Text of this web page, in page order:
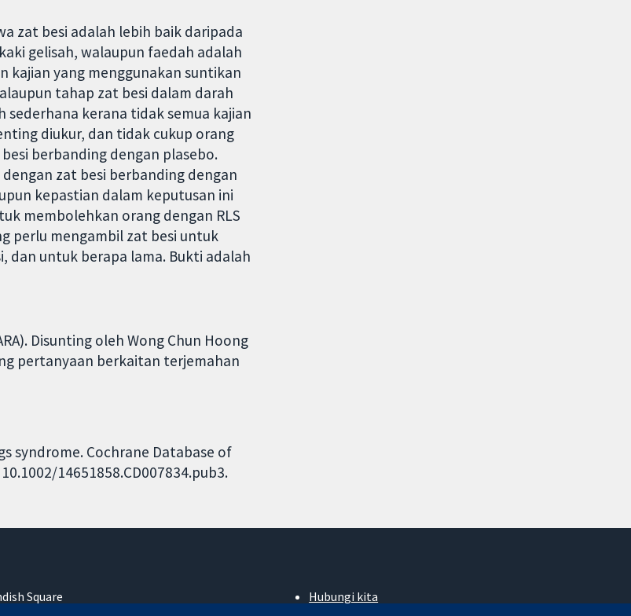
zat besi adalah lebih baik daripada
gelisah, walaupun faedah adalah
kajian yang menggunakan suntikan
tahap zat besi dalam darah
kerana tidak semua kajian
diukur, dan tidak cukup orang
berbanding dengan plasebo.
zat besi berbanding dengan
kepastian dalam keputusan ini
membolehkan orang dengan RLS
perlu mengambil zat besi untuk
dan untuk berapa lama. Bukti adalah
Disunting oleh Wong Chun Hoong
pertanyaan berkaitan terjemahan
syndrome. Cochrane Database of
14651858.CD007834.pub3.
Square
Hubungi kita